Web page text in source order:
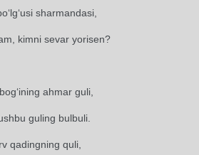
sharmandasi,
kimni sevar yorisen?
ahmar guli,
guling bulbuli.
qadingning quli,